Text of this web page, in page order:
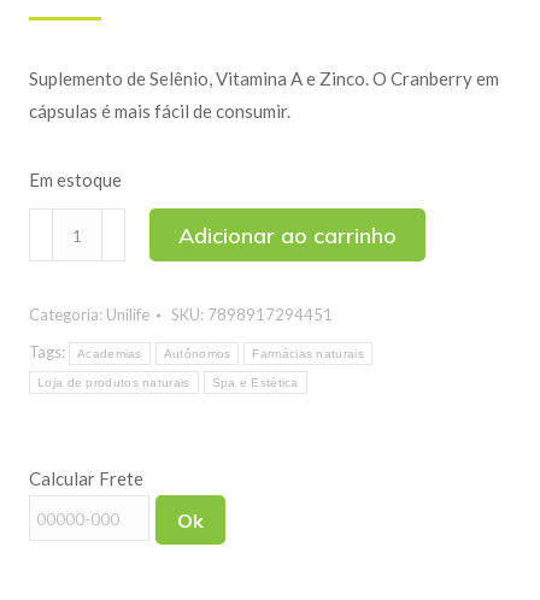
Suplemento de Selênio, Vitamina A e Zinco. O Cranberry em
cápsulas é mais fácil de consumir.
Em estoque
(Oxicoco)
60
cápsulas
quantidade
Adicionar ao carrinho
Categoria: Unilife SKU: 7898917294451
Tags:
Academias Autônomos Farmácias naturais
Loja de produtos naturais Spa e Estética
Calcular Frete
Ok